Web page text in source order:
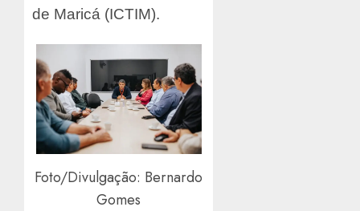
de Maricá (ICTIM).
Foto/Divulgação: Bernardo
Gomes